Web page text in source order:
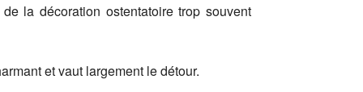
la décoration ostentatoire trop souvent
et vaut largement le détour.